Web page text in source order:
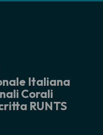
Italiana
Corali
RUNTS